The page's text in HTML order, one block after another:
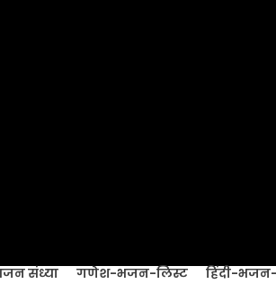
संध्या गणेश-भजन-लिस्ट हिंदी-